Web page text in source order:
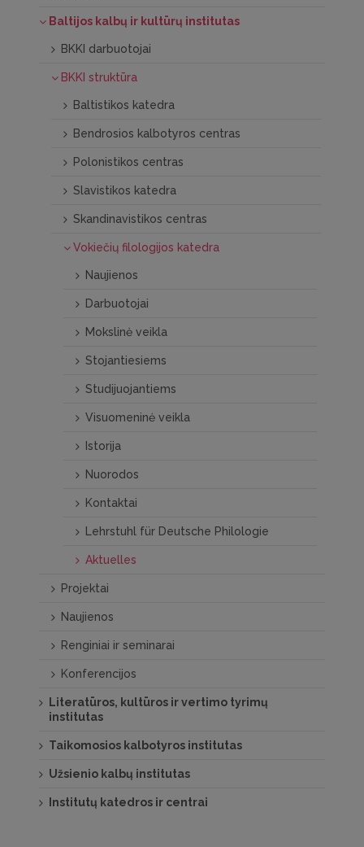
Baltijos kalbų ir kultūrų institutas
BKKI darbuotojai
BKKI struktūra
Baltistikos katedra
Bendrosios kalbotyros centras
Polonistikos centras
Slavistikos katedra
Skandinavistikos centras
Vokiečių filologijos katedra
Naujienos
Darbuotojai
Mokslinė veikla
Stojantiesiems
Studijuojantiems
Visuomeninė veikla
Istorija
Nuorodos
Kontaktai
Lehrstuhl für Deutsche Philologie
Aktuelles
Projektai
Naujienos
Renginiai ir seminarai
Konferencijos
Literatūros, kultūros ir vertimo tyrimų
institutas
Taikomosios kalbotyros institutas
Užsienio kalbų institutas
Institutų katedros ir centrai